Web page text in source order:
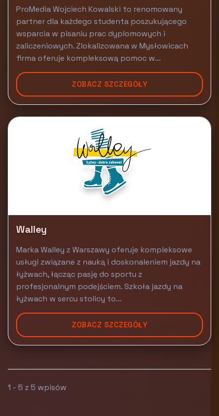
ProMedia Wojciech Kowalski to renomowany
partner dla każdego studenta poszukującego
wsparcia w pisaniu prac dyplomowych i
zaliczeniowych. Zlokalizowana w Mysłowicach
firma oferuje kompleksową pomoc w...
ZOBACZ SZCZEGÓŁY
Walley
Marka Walley z Warszawy oferuje kompleksowe
usługi związane z nauką i doskonaleniem jazdy na
łyżwach, łącząc pasję do sportu z
profesjonalnym podejściem. Szkoła jazdy na
łyżwach w sercu stolicy to...
ZOBACZ SZCZEGÓŁY
1 - 5 z 5 wpisów